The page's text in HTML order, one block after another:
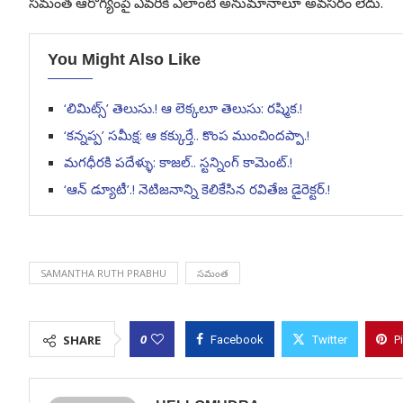
You Might Also Like
‘లిమిట్స్’ తెలుసు.! ఆ లెక్కలూ తెలుసు: రష్మిక.!
‘కన్నప్ప’ సమీక్ష: ఆ కక్కుర్తే.. కొంప ముంచిందప్పా.!
మగధీరకి పదేళ్ళు: కాజల్‌.. స్టన్నింగ్ కామెంట్.!
‘ఆన్ డ్యూటీ’.! నెటిజనాన్ని కెలికేసిన రవితేజ డైరెక్టర్.!
SAMANTHA RUTH PRABHU సమంత
SHARE 0 Facebook Twitter